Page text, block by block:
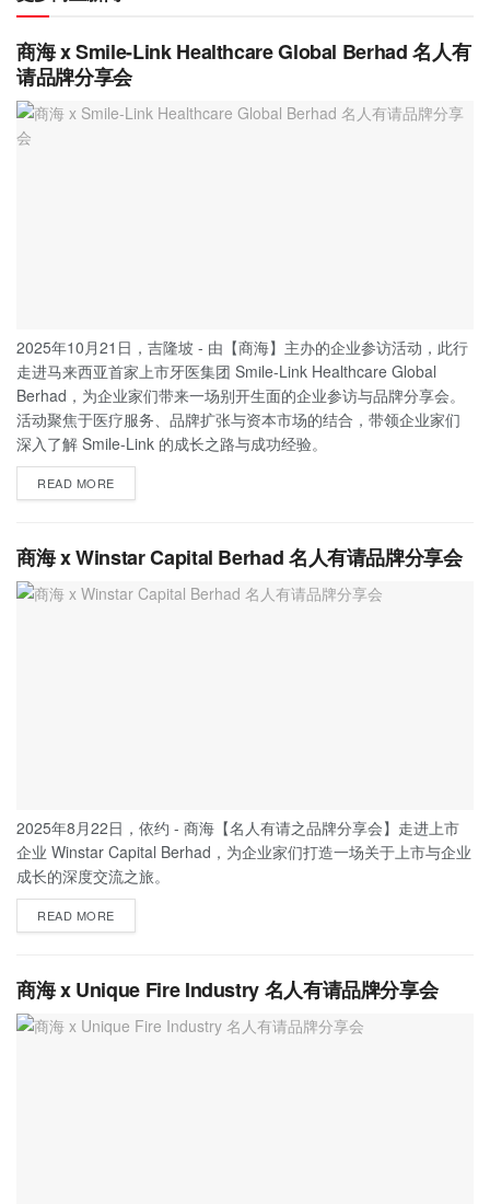
商海 x Smile-Link Healthcare Global Berhad 名人有
请品牌分享会
2025年10月21日，吉隆坡 - 由【商海】主办的企业参访活动，此行
走进马来西亚首家上市牙医集团 Smile-Link Healthcare Global
Berhad，为企业家们带来一场别开生面的企业参访与品牌分享会。
活动聚焦于医疗服务、品牌扩张与资本市场的结合，带领企业家们
深入了解 Smile-Link 的成长之路与成功经验。
READ MORE
商海 x Winstar Capital Berhad 名人有请品牌分享会
2025年8月22日，依约 - 商海【名人有请之品牌分享会】走进上市
企业 Winstar Capital Berhad，为企业家们打造一场关于上市与企业
成长的深度交流之旅。
READ MORE
商海 x Unique Fire Industry 名人有请品牌分享会